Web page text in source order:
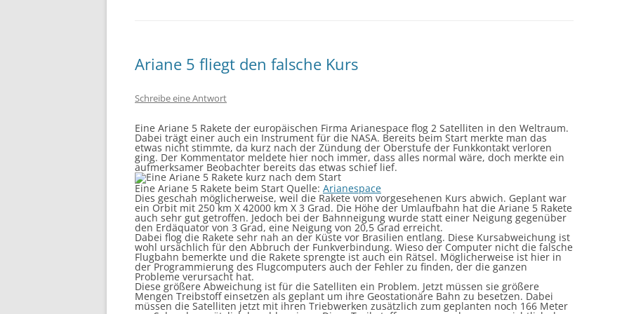
Ariane 5 fliegt den falsche Kurs
Schreibe eine Antwort
Eine Ariane 5 Rakete der europäischen Firma Arianespace flog 2 Satelliten in den Weltraum.
Dabei trägt einer auch ein Instrument für die NASA. Bereits beim Start merkte man das
etwas nicht stimmte, da kurz nach der Zündung der Oberstufe der Funkkontakt verloren
ging. Der Kommentator meldete hier noch immer, dass alles normal wäre, doch merkte ein
aufmerksamer Beobachter bereits das etwas schief lief.
Eine Ariane 5 Rakete beim Start Quelle: Arianespace
Dies geschah möglicherweise, weil die Rakete vom vorgesehenen Kurs abwich. Geplant war
ein Orbit mit 250 km X 42000 km X 3 Grad. Die Höhe der Umlaufbahn hat die Ariane 5 Rakete
auch sehr gut getroffen. Jedoch bei der Bahnneigung wurde statt einer Neigung gegenüber
den Erdäquator von 3 Grad, eine Neigung von 20,5 Grad erreicht.
Dabei flog die Rakete sehr nah an der Küste vor Brasilien entlang. Diese Kursabweichung ist
wohl ursächlich für den Abbruch der Funkverbindung. Wieso der Computer nicht die falsche
Flugbahn bemerkte und die Rakete sprengte ist auch ein Rätsel. Möglicherweise ist hier in
der Programmierung des Flugcomputers auch der Fehler zu finden, der die ganzen
Probleme verursacht hat.
Diese größere Abweichung ist für die Satelliten ein Problem. Jetzt müssen sie größere
Mengen Treibstoff einsetzen als geplant um ihre Geostationäre Bahn zu besetzen. Dabei
müssen die Satelliten jetzt mit ihren Triebwerken zusätzlich zum geplanten noch 166 Meter